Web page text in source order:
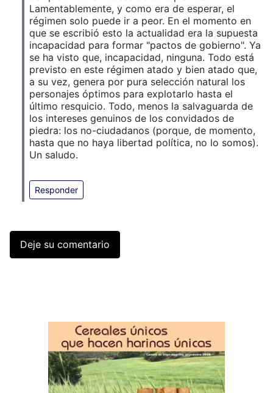
Lamentablemente, y como era de esperar, el
régimen solo puede ir a peor. En el momento en
que se escribió esto la actualidad era la supuesta
incapacidad para formar "pactos de gobierno". Ya
se ha visto que, incapacidad, ninguna. Todo está
previsto en este régimen atado y bien atado que,
a su vez, genera por pura selección natural los
personajes óptimos para explotarlo hasta el
último resquicio. Todo, menos la salvaguarda de
los intereses genuinos de los convidados de
piedra: los no-ciudadanos (porque, de momento,
hasta que no haya libertad política, no lo somos).
Un saludo.
Responder
Deje su comentario